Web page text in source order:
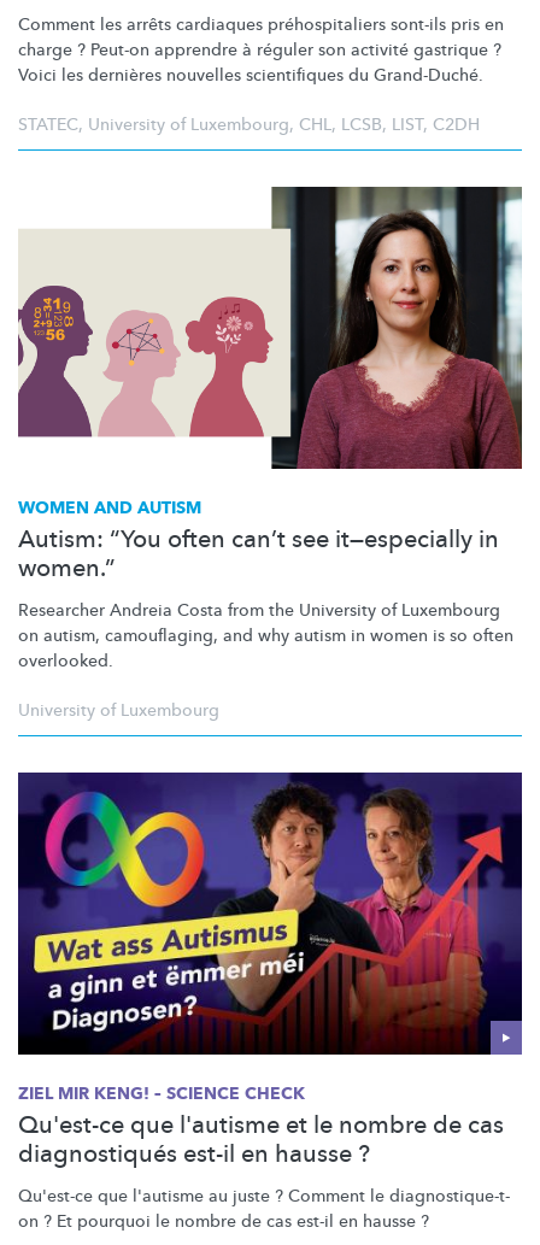
Comment les arrêts cardiaques préhospitaliers sont-ils pris en
charge ? Peut-on apprendre à réguler son activité gastrique ?
Voici les dernières nouvelles scientifiques du Grand-Duché.
STATEC, University of Luxembourg, CHL, LCSB, LIST, C2DH
WOMEN AND AUTISM
Autism: “You often can’t see it—especially in
women.”
Researcher Andreia Costa from the University of Luxembourg
on autism, camouflaging, and why autism in women is so often
overlooked.
University of Luxembourg
ZIEL MIR KENG! – SCIENCE CHECK
Qu'est-ce que l'autisme et le nombre de cas
diagnostiqués est-il en hausse ?
Qu'est-ce que l'autisme au juste ? Comment le diagnostique-t-
on ? Et pourquoi le nombre de cas est-il en hausse ?